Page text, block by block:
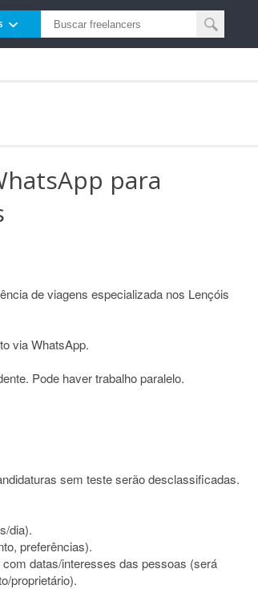
para
de viagens especializada nos Lençóis
via WhatsApp.
Pode haver trabalho paralelo.
sem teste serão desclassificadas.
dia).
preferências).
datas/interesses das pessoas (será
proprietário).